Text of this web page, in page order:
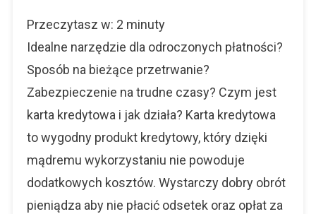
–
Jest?
Przeczytasz w: 2 minuty
Idealne narzędzie dla odroczonych płatności?
Sposób na bieżące przetrwanie?
Zabezpieczenie na trudne czasy? Czym jest
karta kredytowa i jak działa? Karta kredytowa
to wygodny produkt kredytowy, który dzięki
mądremu wykorzystaniu nie powoduje
dodatkowych kosztów. Wystarczy dobry obrót
pieniądza aby nie płacić odsetek oraz opłat za